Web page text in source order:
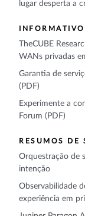
lugar desperta a
TheCUBE
WANs privadas
Garantia de
(PDF)
Experimente a
Forum (PDF)
RESUMOS DE
Orquestração de
intenção
Observabilidade
experiência em